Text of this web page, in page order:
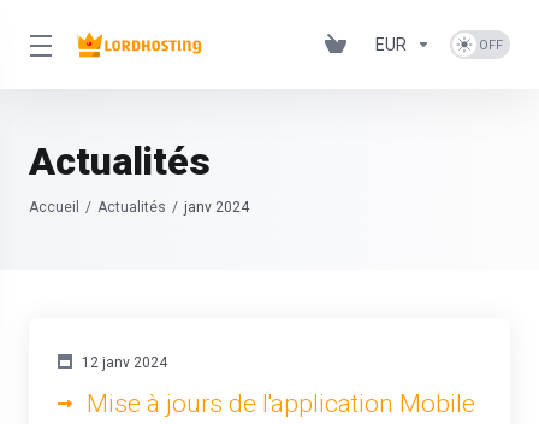
EUR
Actualités
Accueil Actualités janv 2024
12 janv 2024
Mise à jours de l'application Mobile